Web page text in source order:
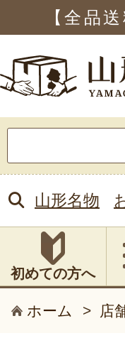
【全品
索:
山形名物
初めての方へ
ホーム > 店